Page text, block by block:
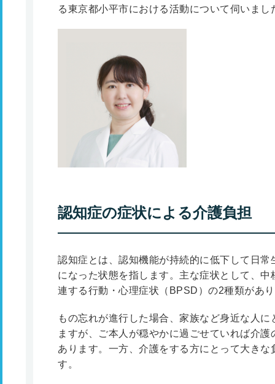
る東京都小平市における活動について伺いまし
認知症の症状による介護負担
認知症とは、認知機能が持続的に低下して日
になった状態を指します。主な症状として、
連する行動・心理症状（BPSD）の2種類があ
もの忘れが進行した場合、家族など身近な人
ますが、ご本人が穏やかに過ごせていれば介
あります。一方、介護をする方にとって大き
す。